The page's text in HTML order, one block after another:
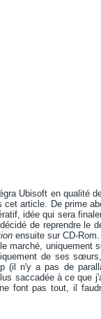
Ubisoft en qualité
cet article. De prime
idée qui sera
de reprendre le
ensuite sur CD-Rom.
marché, uniquement
de ses
(il n'y a pas de
saccadée à ce que
font pas tout, il